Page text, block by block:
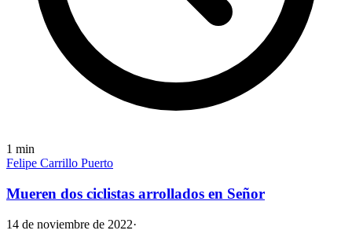
1 min
Felipe Carrillo Puerto
Mueren dos ciclistas arrollados en Señor
14 de noviembre de 2022·